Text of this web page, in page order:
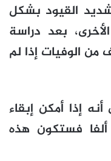
القيود بشكل
بعد دراسة
من الوفيات إذا لم
إذا أمكن إبقاء
عدد الوفيات دون عتبة 20 ألفا فستكون هذه